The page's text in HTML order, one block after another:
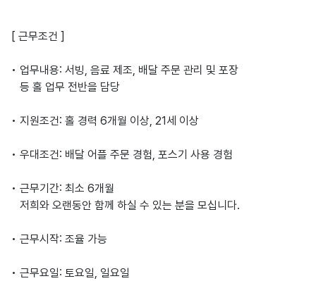
[ 근무조건 ]
• 업무내용: 서빙, 음료 제조, 배달 주문 관리 및 포장
• 지원조건: 홀 경력 6개월 이상, 21세 이상
• 우대조건: 배달 어플 주문 경험, 포스기 사용 경험
• 근무기간: 최소 6개월
• 근무시작: 조율 가능
• 근무요일: 토요일, 일요일